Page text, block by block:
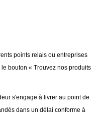
points relais ou entreprises
bouton « Trouvez nos produits
s'engage à livrer au point de
dans un délai conforme à